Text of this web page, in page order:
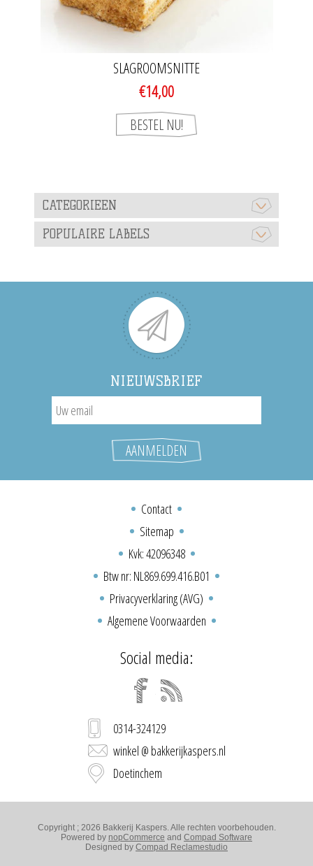
SLAGROOMSNITTE
€14,00
CATEGORIEEN
POPULAIRE LABELS
NIEUWSBRIEF
Contact
Sitemap
Kvk: 42096348
Btw nr: NL869.699.416.B01
Privacyverklaring (AVG)
Algemene Voorwaarden
Social media:
0314-324129
winkel @ bakkerijkaspers.nl
Doetinchem
Copyright ; 2026 Bakkerij Kaspers. Alle rechten voorbehouden.
Powered by nopCommerce and Compad Software
Designed by Compad Reclamestudio